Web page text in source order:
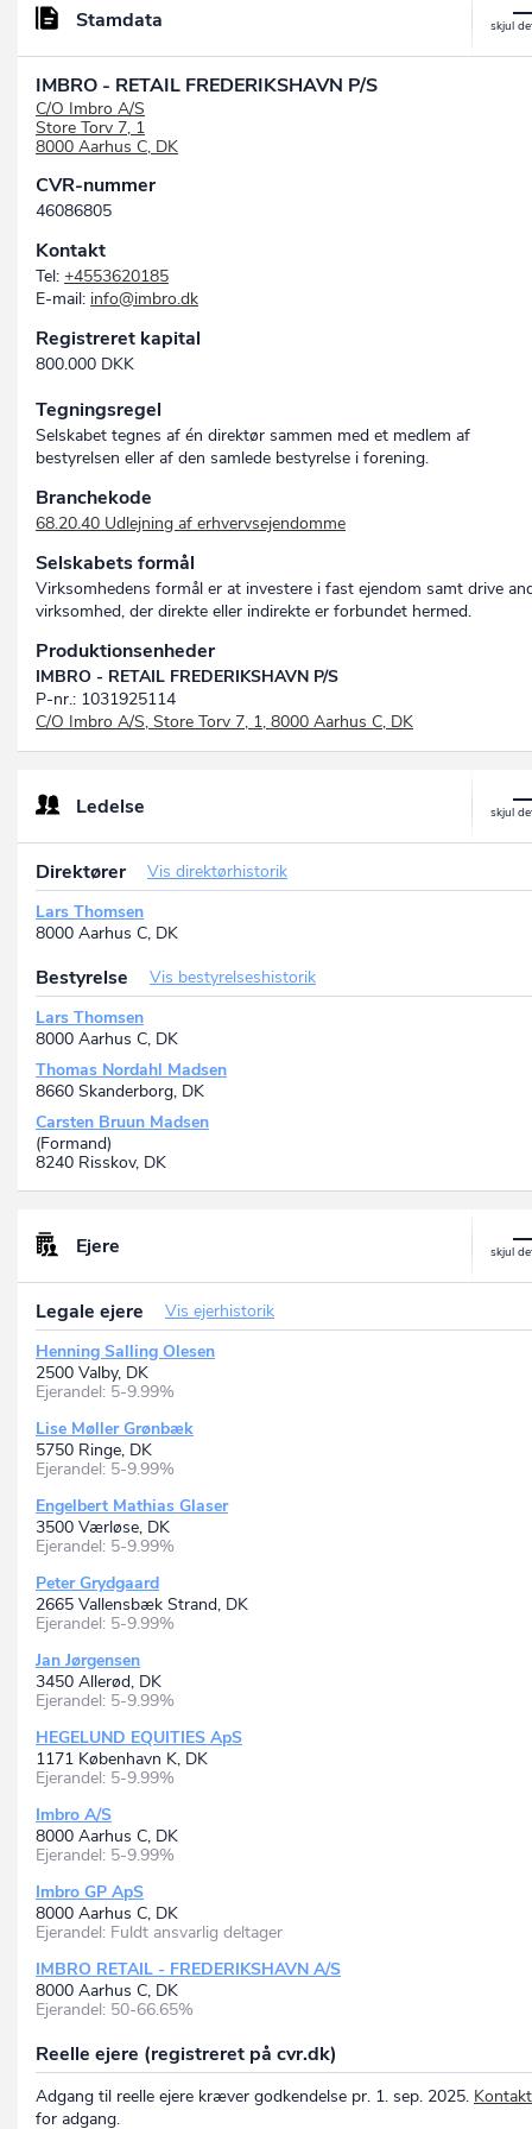
Stamdata
IMBRO - RETAIL FREDERIKSHAVN P/S
C/O Imbro A/S
Store Torv 7, 1
8000 Aarhus C, DK
CVR-nummer
46086805
Kontakt
Tel: +4553620185
E-mail: info@imbro.dk
Registreret kapital
800.000 DKK
Tegningsregel
Selskabet tegnes af én direktør sammen med et medlem af
bestyrelsen eller af den samlede bestyrelse i forening.
Branchekode
68.20.40 Udlejning af erhvervsejendomme
Selskabets formål
Virksomhedens formål er at investere i fast ejendom samt drive
virksomhed, der direkte eller indirekte er forbundet hermed.
Produktionsenheder
IMBRO - RETAIL FREDERIKSHAVN P/S
P-nr.: 1031925114
C/O Imbro A/S, Store Torv 7, 1, 8000 Aarhus C, DK
Ledelse
Direktører
Vis direktørhistorik
Lars Thomsen
8000 Aarhus C, DK
Bestyrelse
Vis bestyrelseshistorik
Lars Thomsen
8000 Aarhus C, DK
Thomas Nordahl Madsen
8660 Skanderborg, DK
Carsten Bruun Madsen
(Formand)
8240 Risskov, DK
Ejere
Legale ejere
Vis ejerhistorik
Henning Salling Olesen
2500 Valby, DK
Ejerandel: 5-9.99%
Lise Møller Grønbæk
5750 Ringe, DK
Ejerandel: 5-9.99%
Engelbert Mathias Glaser
3500 Værløse, DK
Ejerandel: 5-9.99%
Peter Grydgaard
2665 Vallensbæk Strand, DK
Ejerandel: 5-9.99%
Jan Jørgensen
3450 Allerød, DK
Ejerandel: 5-9.99%
HEGELUND EQUITIES ApS
1171 København K, DK
Ejerandel: 5-9.99%
Imbro A/S
8000 Aarhus C, DK
Ejerandel: 5-9.99%
Imbro GP ApS
8000 Aarhus C, DK
Ejerandel: Fuldt ansvarlig deltager
IMBRO RETAIL - FREDERIKSHAVN A/S
8000 Aarhus C, DK
Ejerandel: 50-66.65%
Reelle ejere (registreret på cvr.dk)
Adgang til reelle ejere kræver godkendelse pr. 1. sep. 2025.
for adgang.